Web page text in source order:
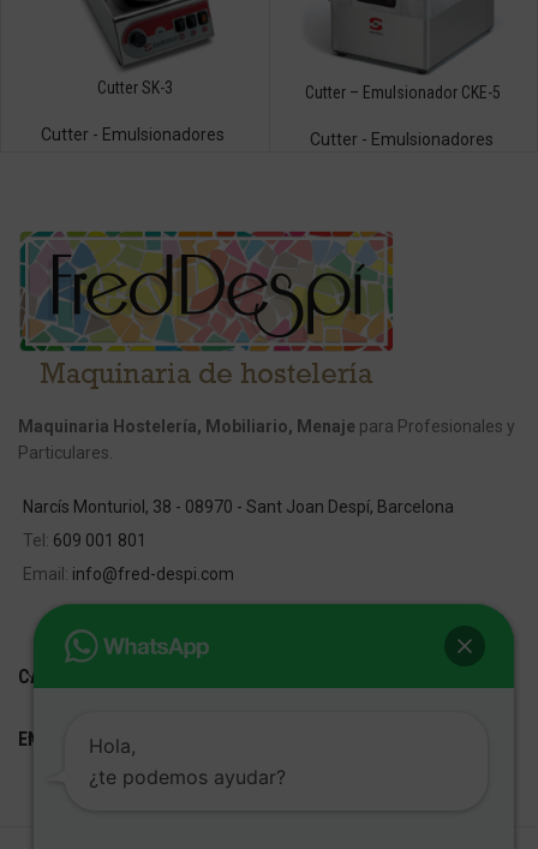
Cutter SK-3
Cutter - Emulsionadores
Cutter – Emulsionador CKE-5
Cutter - Emulsionadores
Maquinaria Hostelería, Mobiliario, Menaje para Profesionales y
Particulares.
Narcís Monturiol, 38 - 08970 - Sant Joan Despí, Barcelona
Tel: 609 001 801
Email: info@fred-despi.com
CATEGORIAS
ENLACES ÚTILES
Hola,
¿te podemos ayudar?